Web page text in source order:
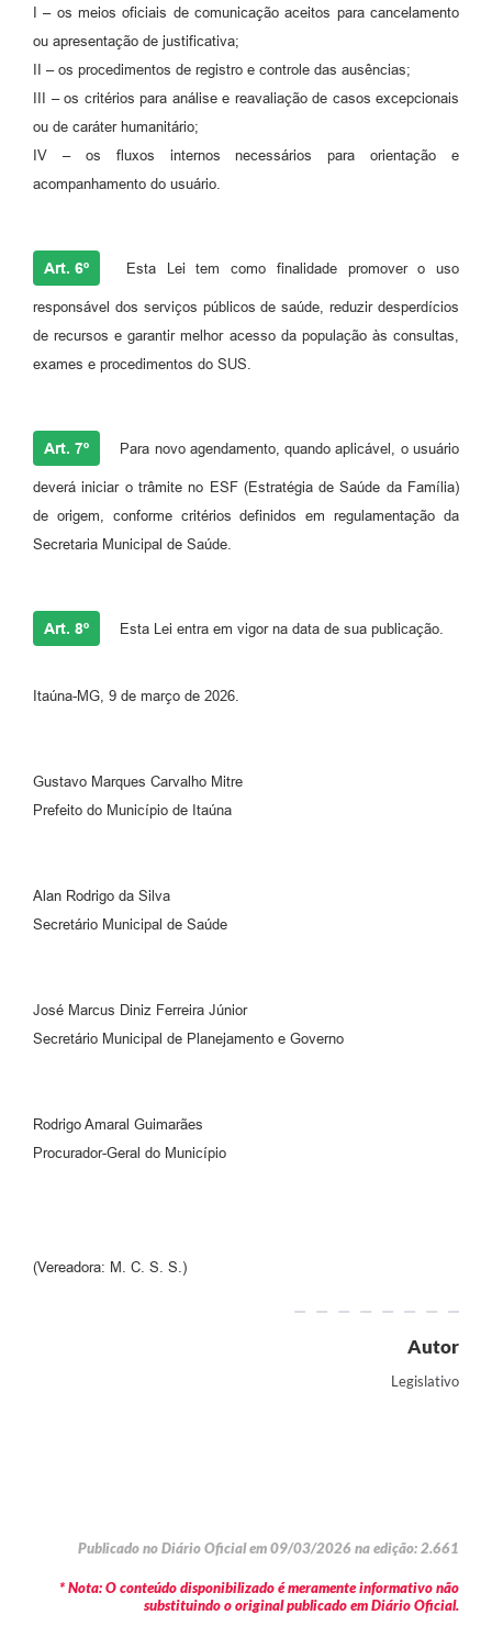
I – os meios oficiais de comunicação aceitos para cancelamento
ou apresentação de justificativa;
II – os procedimentos de registro e controle das ausências;
III – os critérios para análise e reavaliação de casos excepcionais
ou de caráter humanitário;
IV – os fluxos internos necessários para orientação e
acompanhamento do usuário.
Art. 6º Esta Lei tem como finalidade promover o uso
responsável dos serviços públicos de saúde, reduzir desperdícios
de recursos e garantir melhor acesso da população às consultas,
exames e procedimentos do SUS.
Art. 7º Para novo agendamento, quando aplicável, o usuário
deverá iniciar o trâmite no ESF (Estratégia de Saúde da Família)
de origem, conforme critérios definidos em regulamentação da
Secretaria Municipal de Saúde.
Art. 8º Esta Lei entra em vigor na data de sua publicação.
Itaúna-MG, 9 de março de 2026.
Gustavo Marques Carvalho Mitre
Prefeito do Município de Itaúna
Alan Rodrigo da Silva
Secretário Municipal de Saúde
José Marcus Diniz Ferreira Júnior
Secretário Municipal de Planejamento e Governo
Rodrigo Amaral Guimarães
Procurador-Geral do Município
(Vereadora: M. C. S. S.)
Autor
Legislativo
Publicado no Diário Oficial em 09/03/2026 na edição: 2.661
* Nota: O conteúdo disponibilizado é meramente informativo não
substituindo o original publicado em Diário Oficial.